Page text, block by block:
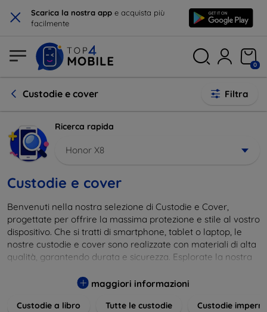
× Scarica la nostra app e acquista più
facilmente
0
Custodie e cover Filtra
Ricerca rapida
Honor X8
Custodie e cover
Benvenuti nella nostra selezione di Custodie e Cover,
progettate per offrire la massima protezione e stile al vostro
dispositivo. Che si tratti di smartphone, tablet o laptop, le
nostre custodie e cover sono realizzate con materiali di alta
qualità, garantendo durata e sicurezza. Esplorate la nostra
esigenza e gusto. Proteggete il vostro dispositivo con le
maggiori informazioni
Custodie a libro Tutte le custodie Custodie